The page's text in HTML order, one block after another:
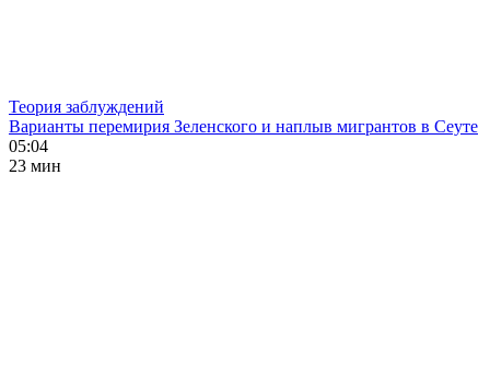
Теория заблуждений
Варианты перемирия Зеленского и наплыв мигрантов в Сеуте
05:04
23 мин